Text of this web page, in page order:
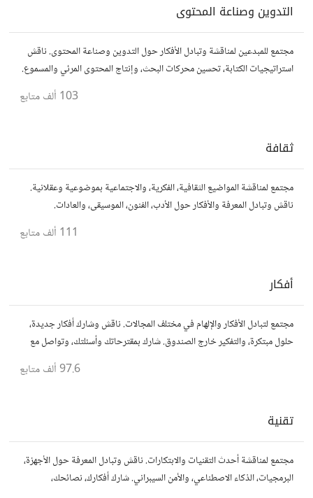
التدوين وصناعة المحتوى
مجتمع للمبدعين لمناقشة وتبادل الأفكار حول التدوين وصناعة المحتوى. ناقش
استراتيجيات الكتابة، تحسين محركات البحث، وإنتاج المحتوى المرئي والمسموع.
103 ألف متابع
ثقافة
مجتمع لمناقشة المواضيع الثقافية، الفكرية، والاجتماعية بموضوعية وعقلانية.
ناقش وتبادل المعرفة والأفكار حول الأدب، الفنون، الموسيقى، والعادات.
111 ألف متابع
أفكار
مجتمع لتبادل الأفكار والإلهام في مختلف المجالات. ناقش وشارك أفكار جديدة،
حلول مبتكرة، والتفكير خارج الصندوق. شارك بمقترحاتك وأسئلتك، وتواصل مع
97.6 ألف متابع
تقنية
مجتمع لمناقشة أحدث التقنيات والابتكارات. ناقش وتبادل المعرفة حول الأجهزة،
البرمجيات، الذكاء الاصطناعي، والأمن السيبراني. شارك أفكارك، نصائحك،